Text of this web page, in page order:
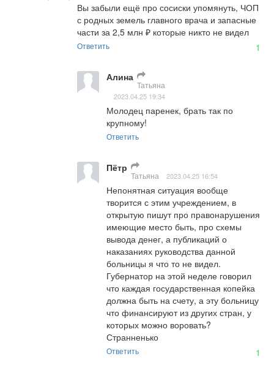
Вы забыли ещё про сосиски упомянуть, ЧОП
с родных земель главного врача и запасные
части за 2,5 млн ₽ которые никто не видел
Ответить 1
Алина
Татьяна
2023.04.25 19:34
Молодец паренек, брать так по
крупному!
Ответить
Пётр
Татьяна 2023.04.25 16:54
Непонятная ситуация вообще
творится с этим учреждением, в
открытую пишут про правонарушения
имеющие место быть, про схемы
вывода денег, а публикаций о
наказаниях руководства данной
больницы я что то не видел.
Губернатор на этой неделе говорил
что каждая государственная копейка
должна быть на счету, а эту больницу
что финансируют из других стран, у
которых можно воровать?
Странненько
Ответить 1